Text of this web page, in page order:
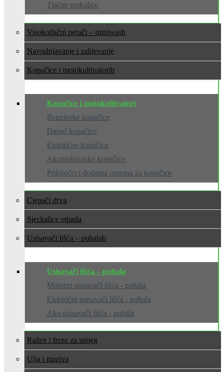
Tlačne prskalice
Visokotlačni perači – miniwash
Navodnjavanje i zalijevanje
Kopačice i motokultivatori
Kopačice i motokultivatori
Benzinske kopačice
Diesel kopačice
Električne kopačice
Akumulatorske kopačice
Priključci i dodatna oprema za kopačice
Cjepači drva
Sjeckalice otpada
Usisavači lišća – puhala
Usisavači lišća – puhala
Motorni usisavači lišća - puhala
Električni usisavači lišća - puhala
Aku usisavači lišća - puhala
Ralice i freze za snijeg
Ulja i maziva